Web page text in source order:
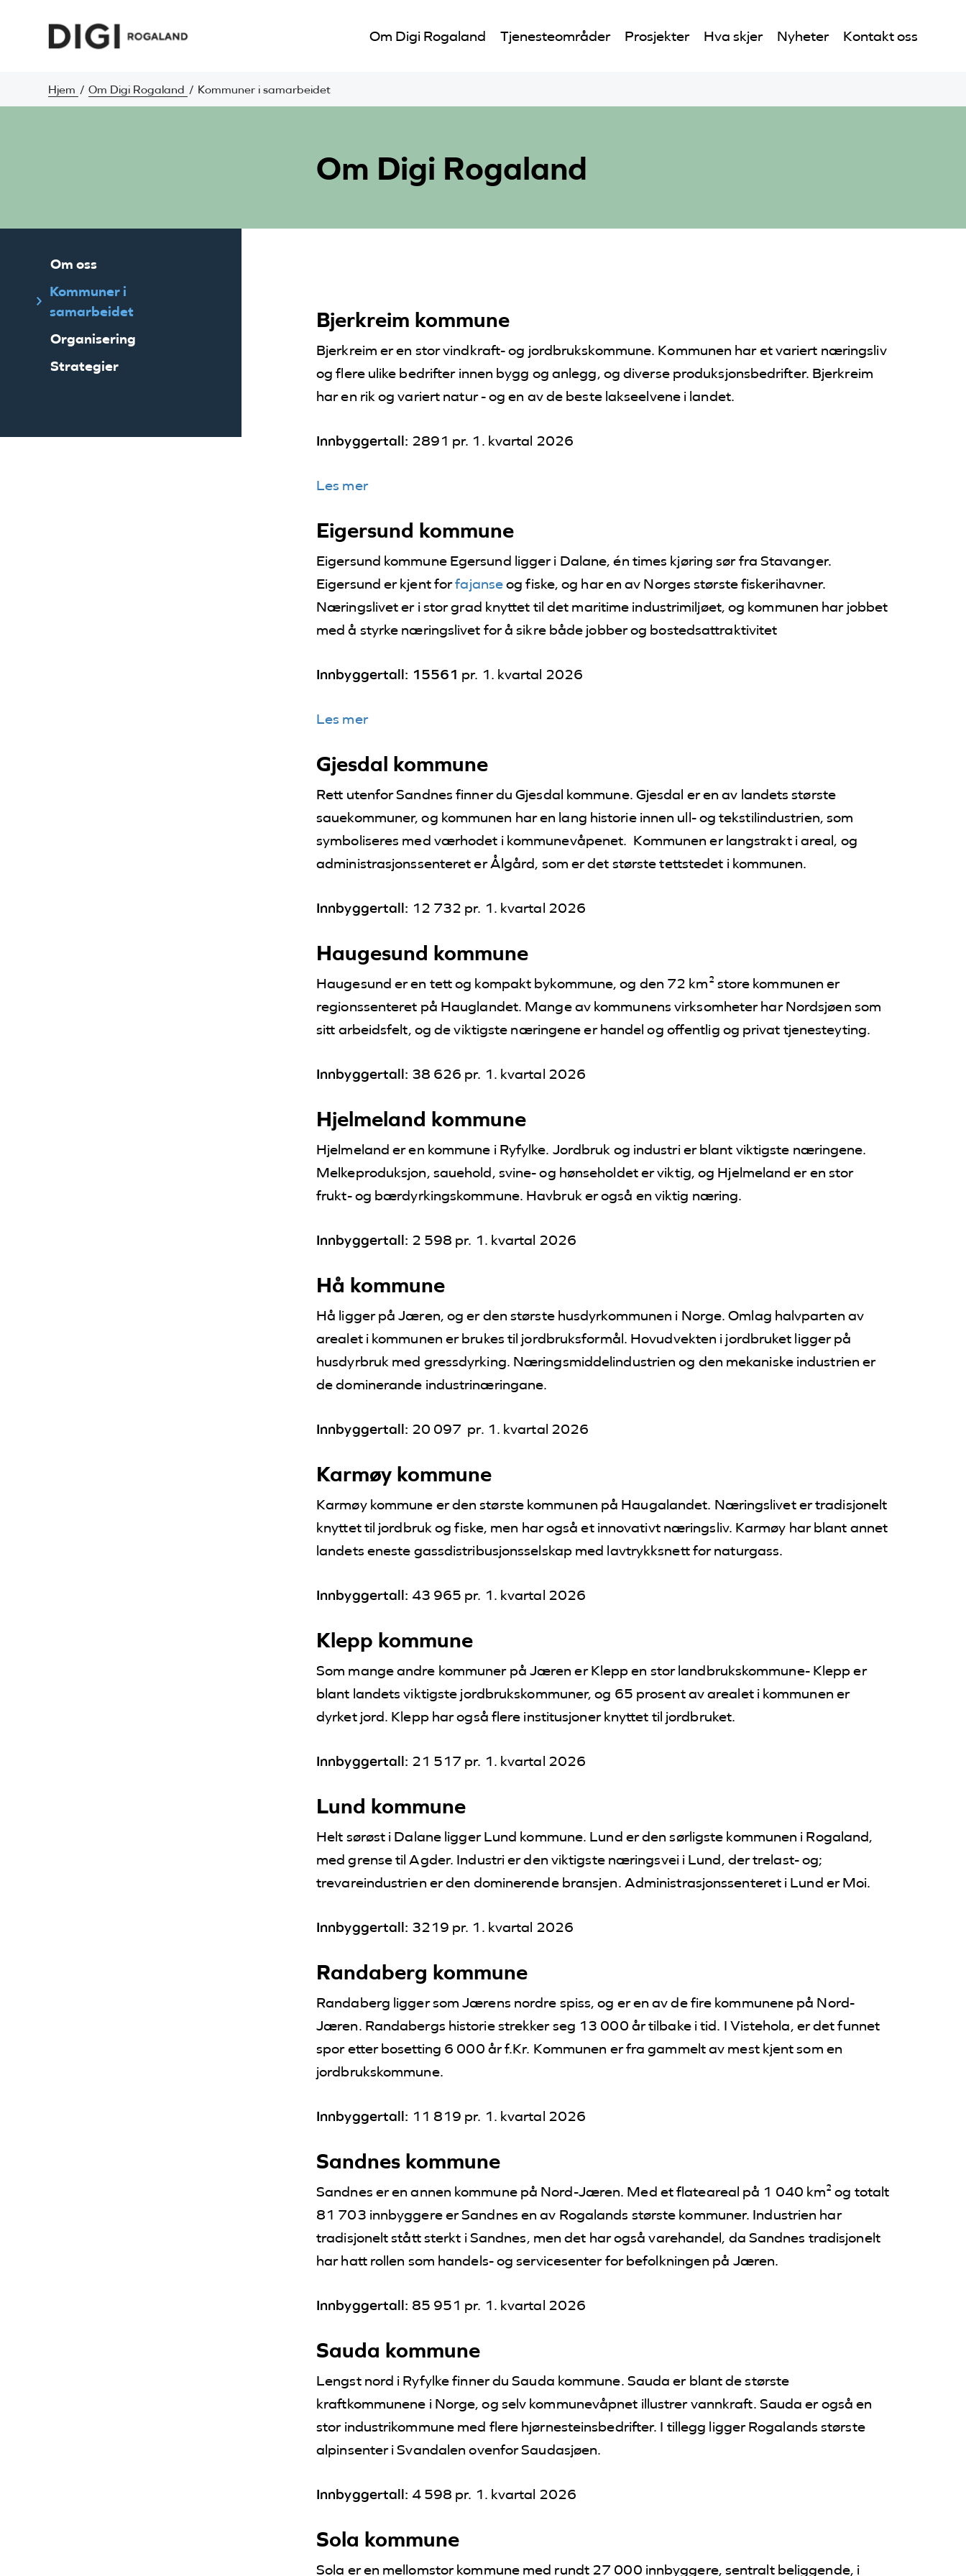
Om Digi Rogaland Tjenesteområder Prosjekter Hva skjer Nyheter Kontakt oss
Hjem Om Digi Rogaland Kommuner i samarbeidet
Om Digi Rogaland
Om oss
Kommuner i
samarbeidet
Organisering
Strategier
Bjerkreim kommune
Bjerkreim er en stor vindkraft- og jordbrukskommune. Kommunen har et variert næringsliv
og flere ulike bedrifter innen bygg og anlegg, og diverse produksjonsbedrifter. Bjerkreim
har en rik og variert natur - og en av de beste lakseelvene i landet.
Innbyggertall: 2891 pr. 1. kvartal 2026
Les mer
Eigersund kommune
Eigersund kommune Egersund ligger i Dalane, én times kjøring sør fra Stavanger.
Eigersund er kjent forfajanseog fiske, og har en av Norges største fiskerihavner.
Næringslivet er i stor grad knyttet til det maritime industrimiljøet, og kommunen har jobbet
med å styrke næringslivet for å sikre både jobber og bostedsattraktivitet
Innbyggertall: 15561 pr. 1. kvartal 2026
Les mer
Gjesdal kommune
Rett utenfor Sandnes finner du Gjesdal kommune. Gjesdal er en av landets største
sauekommuner, og kommunen har en lang historie innen ull- og tekstilindustrien, som
symboliseres med værhodet i kommunevåpenet. Kommunen er langstrakt i areal, og
administrasjonssenteret er Ålgård, som er det største tettstedet i kommunen.
Innbyggertall: 12 732 pr. 1. kvartal 2026
Haugesund kommune
Haugesund er en tett og kompakt bykommune, og den 72 km² store kommunen er
regionssenteret på Hauglandet. Mange av kommunens virksomheter har Nordsjøen som
sitt arbeidsfelt, og de viktigste næringene er handel og offentlig og privat tjenesteyting.
Innbyggertall: 38 626 pr. 1. kvartal 2026
Hjelmeland kommune
Hjelmeland er en kommune i Ryfylke. Jordbruk og industri er blant viktigste næringene.
Melkeproduksjon, sauehold, svine- og hønseholdet er viktig, og Hjelmeland er en stor
frukt- og bærdyrkingskommune. Havbruk er også en viktig næring.
Innbyggertall: 2 598 pr. 1. kvartal 2026
Hå kommune
Hå ligger på Jæren, og er den største husdyrkommunen i Norge. Omlag halvparten av
arealet i kommunen er brukes til jordbruksformål. Hovudvekten i jordbruket ligger på
husdyrbruk med gressdyrking. Næringsmiddelindustrien og den mekaniske industrien er
de dominerande industrinæringane.
Innbyggertall: 20 097 pr. 1. kvartal 2026
Karmøy kommune
Karmøy kommune er den største kommunen på Haugalandet. Næringslivet er tradisjonelt
knyttet til jordbruk og fiske, men har også et innovativt næringsliv. Karmøy har blant annet
landets eneste gassdistribusjonsselskap med lavtrykksnett for naturgass.
Innbyggertall: 43 965 pr. 1. kvartal 2026
Klepp kommune
Som mange andre kommuner på Jæren er Klepp en stor landbrukskommune- Klepp er
blant landets viktigste jordbrukskommuner, og 65 prosent av arealet i kommunen er
dyrket jord. Klepp har også flere institusjoner knyttet til jordbruket.
Innbyggertall: 21 517 pr. 1. kvartal 2026
Lund kommune
Helt sørøst i Dalane ligger Lund kommune. Lund er den sørligste kommunen i Rogaland,
med grense til Agder. Industri er den viktigste næringsvei i Lund, der trelast- og;
trevareindustrien er den dominerende bransjen. Administrasjonssenteret i Lund er Moi.
Innbyggertall: 3219 pr. 1. kvartal 2026
Randaberg kommune
Randaberg ligger som Jærens nordre spiss, og er en av de fire kommunene på Nord-
Jæren. Randabergs historie strekker seg 13 000 år tilbake i tid. I Vistehola, er det funnet
spor etter bosetting 6 000 år f.Kr. Kommunen er fra gammelt av mest kjent som en
jordbrukskommune.
Innbyggertall: 11 819 pr. 1. kvartal 2026
Sandnes kommune
Sandnes er en annen kommune på Nord-Jæren. Med et flateareal på 1 040 km² og totalt
81 703 innbyggere er Sandnes en av Rogalands største kommuner. Industrien har
tradisjonelt stått sterkt i Sandnes, men det har også varehandel, da Sandnes tradisjonelt
har hatt rollen som handels- og servicesenter for befolkningen på Jæren.
Innbyggertall: 85 951 pr. 1. kvartal 2026
Sauda kommune
Lengst nord i Ryfylke finner du Sauda kommune. Sauda er blant de største
kraftkommunene i Norge, og selv kommunevåpnet illustrer vannkraft. Sauda er også en
stor industrikommune med flere hjørnesteinsbedrifter. I tillegg ligger Rogalands største
alpinsenter i Svandalen ovenfor Saudasjøen.
Innbyggertall: 4 598 pr. 1. kvartal 2026
Sola kommune
Sola er en mellomstor kommune med rundt 27 000 innbyggere, sentralt beliggende, i